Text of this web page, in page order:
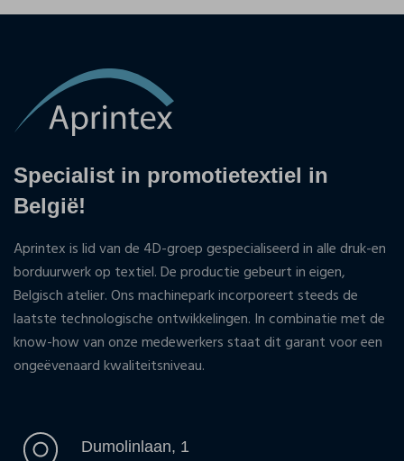
Specialist in promotietextiel in
België!
Aprintex is lid van de 4D-groep gespecialiseerd in alle druk-en
borduurwerk op textiel. De productie gebeurt in eigen,
Belgisch atelier. Ons machinepark incorporeert steeds de
laatste technologische ontwikkelingen. In combinatie met de
know-how van onze medewerkers staat dit garant voor een
ongeëvenaard kwaliteitsniveau.
Dumolinlaan, 1